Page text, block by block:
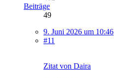
Beiträge
49
9. Juni 2026 um 10:46
#11
Zitat von Daira